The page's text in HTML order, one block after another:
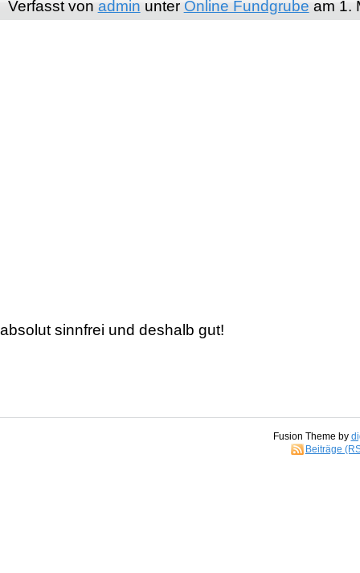
Verfasst von admin unter Online Fundgrube am 1.
absolut sinnfrei und deshalb gut!
Fusion Theme by
Beiträge